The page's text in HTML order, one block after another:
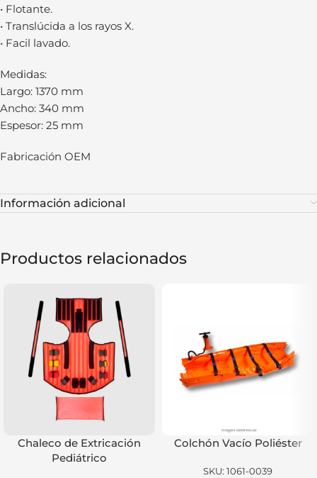
• Flotante.
• Translúcida a los rayos X.
• Facil lavado.
Medidas:
Largo: 1370 mm
Ancho: 340 mm
Espesor: 25 mm
Fabricación OEM
Información adicional
Productos relacionados
Chaleco de Extricación
Pediátrico
Colchón Vacío Poliéster
SKU: 1061-0039